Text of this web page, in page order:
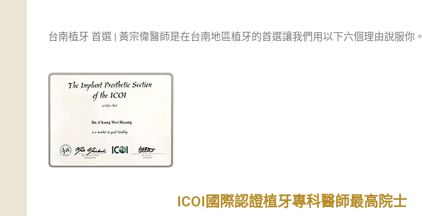
台南植牙 首選 | 黃宗偉醫師是在台南地區植牙的首選讓我們用以下六個理由說服你。
ICOI國際認證植牙專科醫師最高院士